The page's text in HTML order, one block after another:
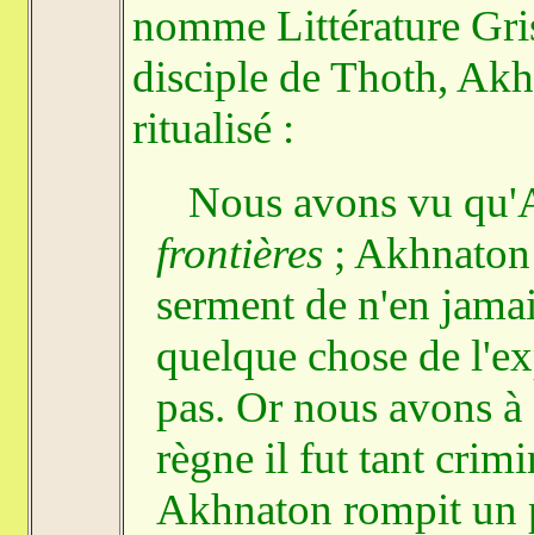
nomme Littérature
disciple de Thoth,
ritualisé :
Nous avons vu
frontières;
serment de n'en
quelque chose de
pas. Or nous avons
règne il fut tant
Akhnaton rompit un